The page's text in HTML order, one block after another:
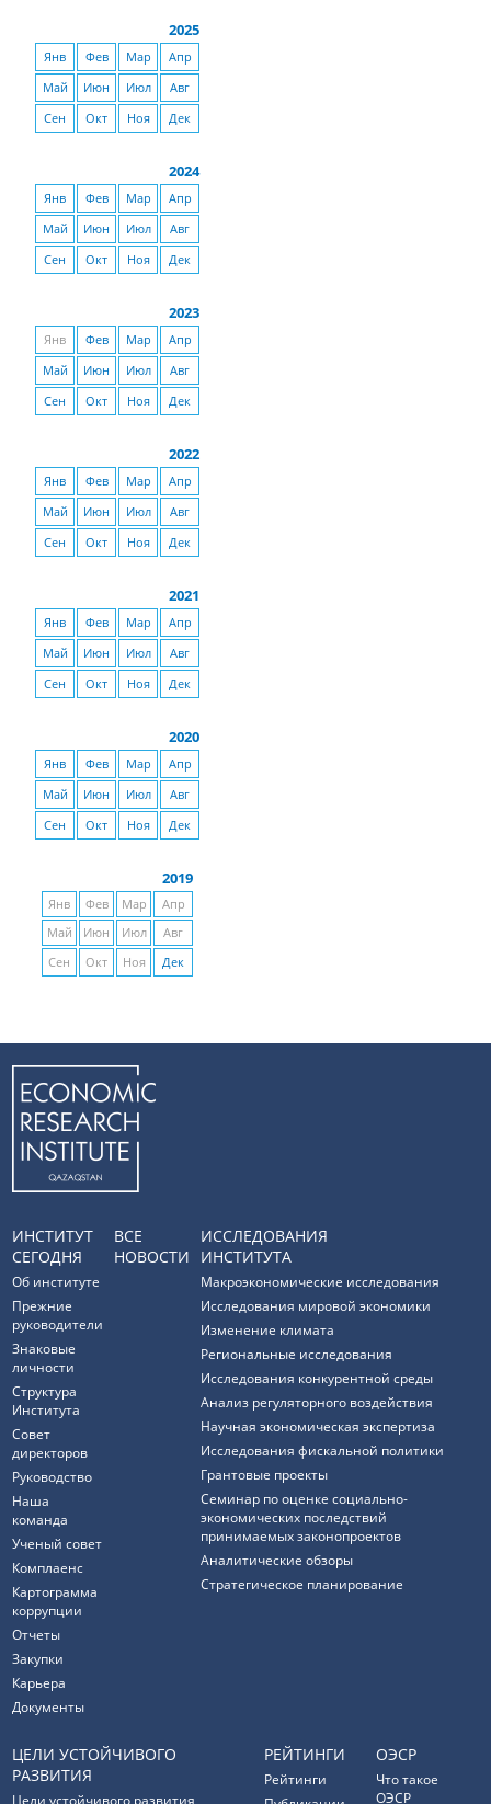
2025
Янв Фев Мар
Апр
Май
Июн Июл
Авг
Сен
Окт Ноя Дек
2024
Янв Фев Мар
Апр
Май
Июн Июл
Авг
Сен
Окт Ноя Дек
2023
Янв Фев Мар
Апр
Май
Июн Июл
Авг
Сен
Окт Ноя Дек
2022
Янв Фев Мар
Апр
Май
Июн Июл
Авг
Сен
Окт Ноя Дек
2021
Янв Фев Мар
Апр
Май
Июн Июл
Авг
Сен
Окт Ноя Дек
2020
Янв Фев Мар
Апр
Май
Июн Июл
Авг
Сен
Окт Ноя Дек
2019
Янв Фев Мар
Апр
Май
Июн Июл
Авг
Сен
Окт Ноя Дек
ИНСТИТУТ
СЕГОДНЯ
Об институте
Прежние
руководители
Знаковые
личности
Структура
Института
Совет
директоров
Руководство
Наша
команда
Ученый совет
Комплаенс
Картограмма
коррупции
Отчеты
Закупки
Карьера
Документы
ВСЕ
НОВОСТИ
ИССЛЕДОВАНИЯ
ИНСТИТУТА
Макроэкономические исследования
Исследования мировой экономики
Изменение климата
Региональные исследования
Исследования конкурентной среды
Анализ регуляторного воздействия
Научная экономическая экспертиза
Исследования фискальной политики
Грантовые проекты
Семинар по оценке социально-
экономических последствий
принимаемых законопроектов
Аналитические обзоры
Стратегическое планирование
ЦЕЛИ УСТОЙЧИВОГО
РАЗВИТИЯ
Цели устойчивого развития
РЕЙТИНГИ
Рейтинги
ОЭСР
Что такое
ОЭСР